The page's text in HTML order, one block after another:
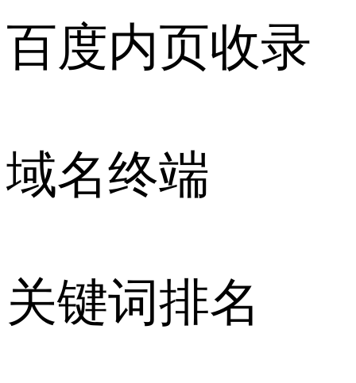
百度内页收录
域名终端
关键词排名